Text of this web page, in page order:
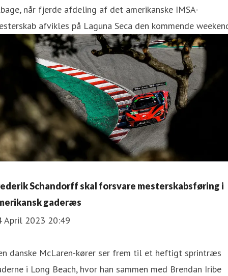
når fjerde afdeling af det amerikanske IMSA-
afvikles på Laguna Seca den kommende
Schandorff skal forsvare mesterskabsføring i
gaderæs
April 2023 20:49
danske McLaren-kører ser frem til et heftigt sprintræs
i Long Beach, hvor han sammen med Brendan Iribe